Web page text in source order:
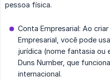
pessoa física.
Conta Empresarial: Ao
Empresarial, você pode
jurídica (nome fantasia ou
Duns Number, que
internacional.